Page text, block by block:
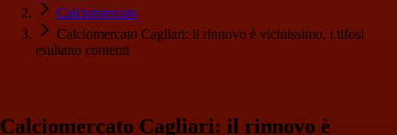
Calciomercato
Calciomercato Cagliari: il rinnovo è vicinissimo, i tifosi
esultano contenti
Calciomercato Cagliari: il rinnovo è